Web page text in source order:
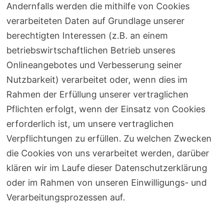
Andernfalls werden die mithilfe von Cookies
verarbeiteten Daten auf Grundlage unserer
berechtigten Interessen (z.B. an einem
betriebswirtschaftlichen Betrieb unseres
Onlineangebotes und Verbesserung seiner
Nutzbarkeit) verarbeitet oder, wenn dies im
Rahmen der Erfüllung unserer vertraglichen
Pflichten erfolgt, wenn der Einsatz von Cookies
erforderlich ist, um unsere vertraglichen
Verpflichtungen zu erfüllen. Zu welchen Zwecken
die Cookies von uns verarbeitet werden, darüber
klären wir im Laufe dieser Datenschutzerklärung
oder im Rahmen von unseren Einwilligungs- und
Verarbeitungsprozessen auf.